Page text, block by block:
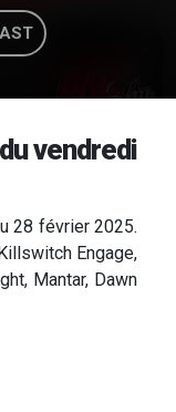
vendredi
28 février 2025.
Engage,
Mantar, Dawn